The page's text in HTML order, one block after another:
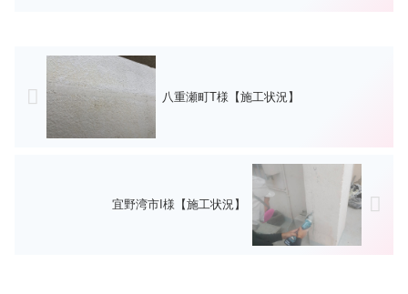
八重瀬町T様【施工状況】
宜野湾市I様【施工状況】